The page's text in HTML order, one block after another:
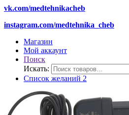
vk.com/medtehnikacheb
instagram.com/medtehnika_cheb
Магазин
Мой аккаунт
Поиск
Искать:
Список желаний 2